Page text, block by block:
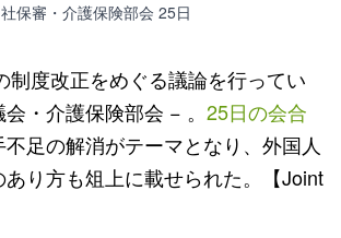
社保審・介護保険部会 25日
制度改正をめぐる議論を行ってい
・介護保険部会 − 。 25日の会合
足の解消がテーマとなり、外国人
り方も俎上に載せられた。【Joint